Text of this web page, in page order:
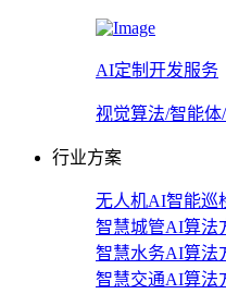
AI定制开发服务
视觉算法/智能
行业方案
无人机AI智能巡
智慧城管AI算法
智慧水务AI算法
智慧交通AI算法